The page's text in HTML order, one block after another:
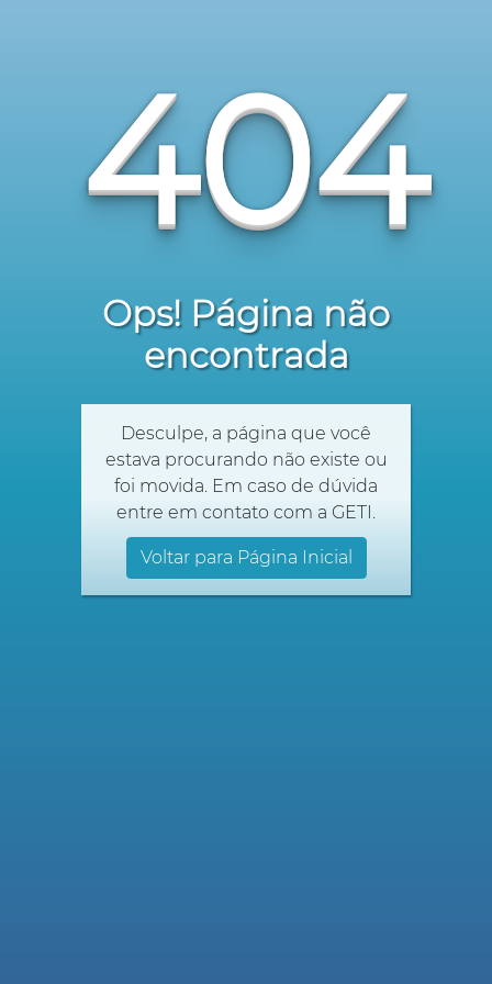
404
Ops! Página não
encontrada
Desculpe, a página que você
estava procurando não existe ou
foi movida. Em caso de dúvida
entre em contato com a GETI.
Voltar para Página Inicial